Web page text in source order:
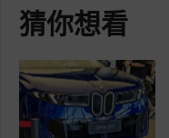
猜你想看